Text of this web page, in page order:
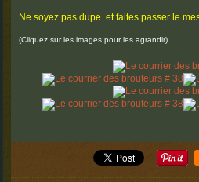
Ne soyez pas dupe et faites passer le
(Cliquez sur les images pour les agrandir)